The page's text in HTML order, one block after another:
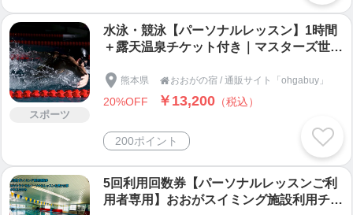
３．美人湯で有名な熊本県人吉“おおが温泉”の温泉
水と、エサからこだわったサラブレッドの馬プラセ
ンタ・セラミドを贅沢に使った「本当の保湿」を叶
える「涌水美人スキンケアシリーズ」
■□━━━━━━━━━━━━━━━━━━━━━━
━━━━━━━━━□■
『何度も試作を重ねてやっと見つけた黄金比。すべ
ての願いが叶うシリーズの完成です。』と
おおがグループ 代表 大賀 洋子
スポーツ
水泳・競泳【パーソナルレッスン】1時間
＋露天温泉チケット付き｜マスターズ世界
熊本県 おおがの宿 / 通販サイト「ohgabuy」
20%OFF ￥13,200 （税込）
200ポイント
5回利用回数券【パーソナルレッスンご利
用者専用】おおがスイミング施設利用チケ